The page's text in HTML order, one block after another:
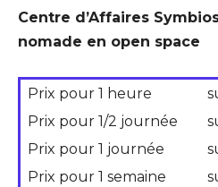
Centre d’Affaires
nomade en open space
Prix pour 1 heure
Prix pour 1/2 journée
Prix pour 1 journée
Prix pour 1 semaine